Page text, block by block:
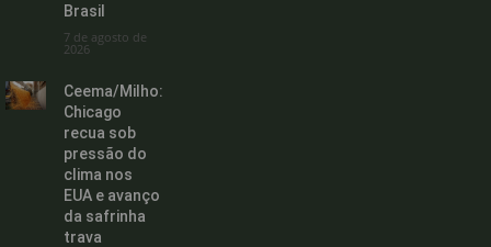
Brasil
7 de agosto de
2026
Ceema/Milho:
Chicago
recua sob
pressão do
clima nos
EUA e avanço
da safrinha
trava